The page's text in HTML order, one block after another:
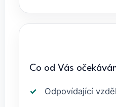
Co od Vás
Odpovídající